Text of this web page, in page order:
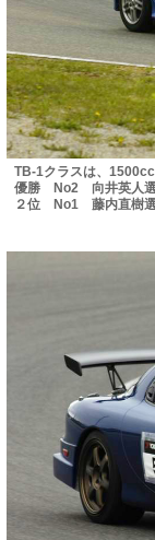
TB-1クラスは、
優勝 No2 向井英人選
２位 No1 藤内直樹選